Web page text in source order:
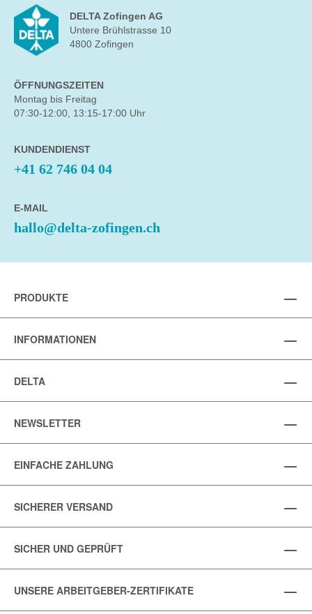
DELTA Zofingen AG
Untere Brühlstrasse 10
4800 Zofingen
ÖFFNUNGSZEITEN
Montag bis Freitag
07:30-12:00, 13:15-17:00 Uhr
KUNDENDIENST
+41 62 746 04 04
E-MAIL
hallo@delta-zofingen.ch
PRODUKTE
INFORMATIONEN
DELTA
NEWSLETTER
EINFACHE ZAHLUNG
SICHERER VERSAND
SICHER UND GEPRÜFT
UNSERE ARBEITGEBER-ZERTIFIKATE